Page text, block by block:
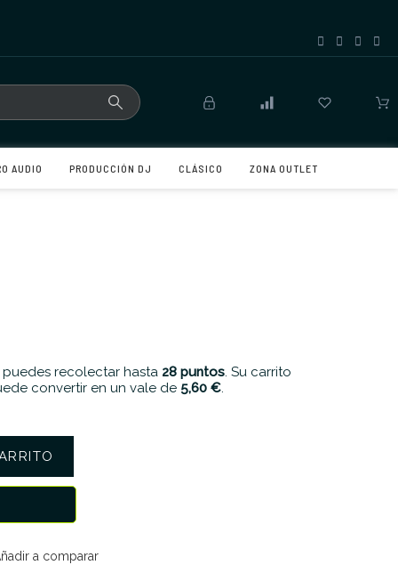
AUDIO PRODUCCIÓN DJ CLÁSICO ZONA OUTLET
recolectar hasta 28 puntos. Su carrito
convertir en un vale de 5,60 €.
a comparar